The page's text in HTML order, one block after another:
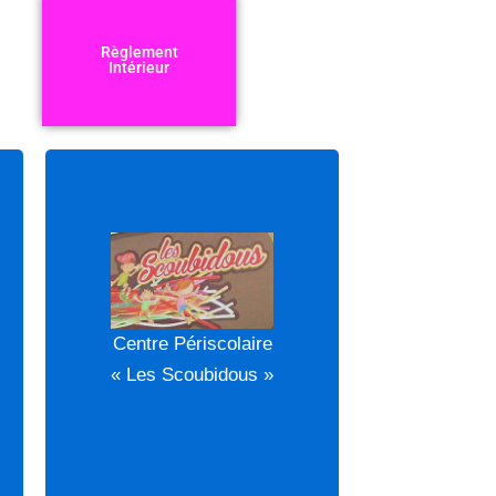
Règlement
Intérieur
Centre Périscolaire
« Les Scoubidous »
(cliquer)